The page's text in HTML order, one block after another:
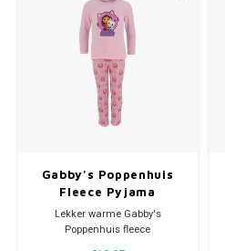
Materiaal: 100% katoen.
Prijs is per stuk.
Gabby's Poppenhuis
Fleece Pyjama
Lekker warme Gabby's
Poppenhuis fleece